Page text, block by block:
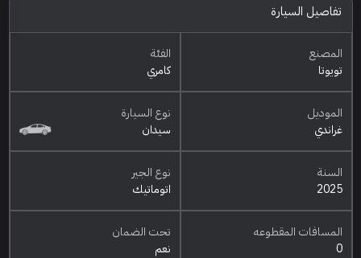
تفاصيل السيارة
المصنع
تويوتا
الفئة
كامري
الموديل
غراندي
نوع السيارة
سيدان
السنة
2025
نوع الجير
اتوماتيك
المسافات المقطوعه
0
تحت الضمان
نعم